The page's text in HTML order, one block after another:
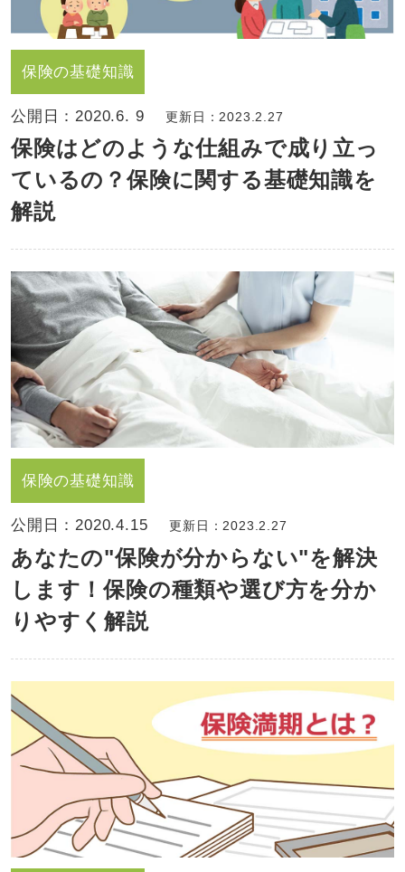
保険の基礎知識
公開日： 2020.6. 9 更新日：2023.2.27
保険はどのような仕組みで成り立っ
ているの？保険に関する基礎知識を
解説
保険の基礎知識
公開日：2020.4.15 更新日：2023.2.27
あなたの"保険が分からない"を解決
します！保険の種類や選び方を分か
りやすく解説